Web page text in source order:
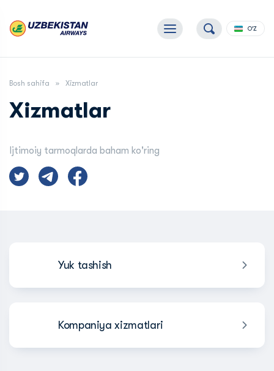
O'Z
Bosh sahifa Xizmatlar
Xizmatlar
Ijtimoiy tarmoqlarda baham ko'ring
Yuk tashish
Kompaniya xizmatlari